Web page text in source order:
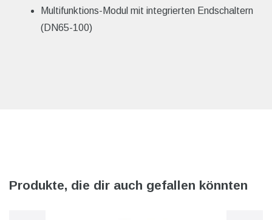
Multifunktions-Modul mit integrierten Endschaltern
(DN65-100)
Produkte, die dir auch gefallen könnten